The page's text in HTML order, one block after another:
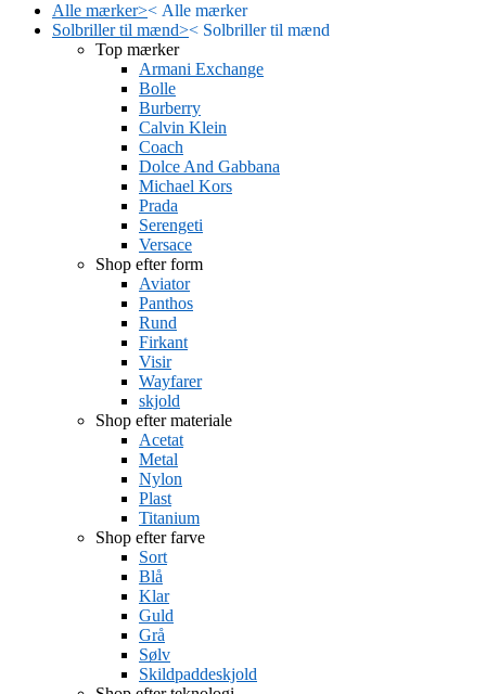
Alle mærker>< Alle mærker
Solbriller til mænd>< Solbriller til mænd
Top mærker
Armani Exchange
Bolle
Burberry
Calvin Klein
Coach
Dolce And Gabbana
Michael Kors
Prada
Serengeti
Versace
Shop efter form
Aviator
Panthos
Rund
Firkant
Visir
Wayfarer
skjold
Shop efter materiale
Acetat
Metal
Nylon
Plast
Titanium
Shop efter farve
Sort
Blå
Klar
Guld
Grå
Sølv
Skildpaddeskjold